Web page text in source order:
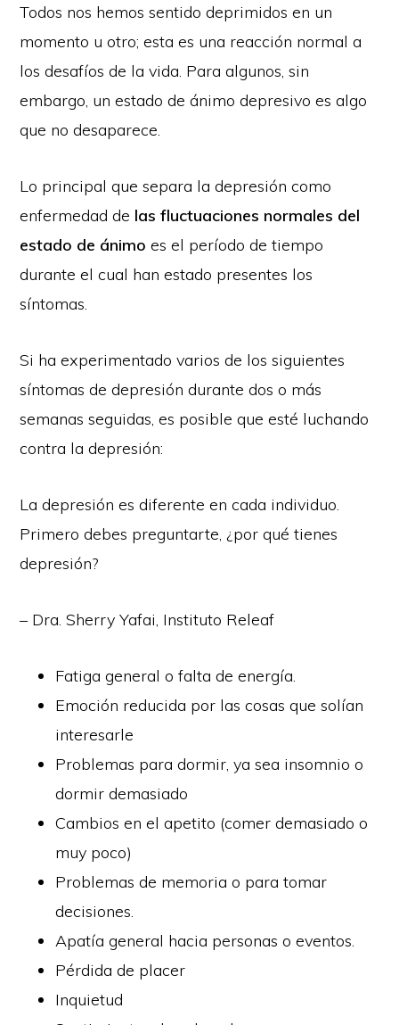
Todos nos hemos sentido deprimidos en un
momento u otro; esta es una reacción normal a
los desafíos de la vida. Para algunos, sin
embargo, un estado de ánimo depresivo es algo
que no desaparece.
Lo principal que separa la depresión como
enfermedad de las fluctuaciones normales del
estado de ánimo es el período de tiempo
durante el cual han estado presentes los
síntomas.
Si ha experimentado varios de los siguientes
síntomas de depresión durante dos o más
semanas seguidas, es posible que esté luchando
contra la depresión:
La depresión es diferente en cada individuo.
Primero debes preguntarte, ¿por qué tienes
depresión?
– Dra. Sherry Yafai, Instituto Releaf
Fatiga general o falta de energía.
Emoción reducida por las cosas que solían
interesarle
Problemas para dormir, ya sea insomnio o
dormir demasiado
Cambios en el apetito (comer demasiado o
muy poco)
Problemas de memoria o para tomar
decisiones.
Apatía general hacia personas o eventos.
Pérdida de placer
Inquietud